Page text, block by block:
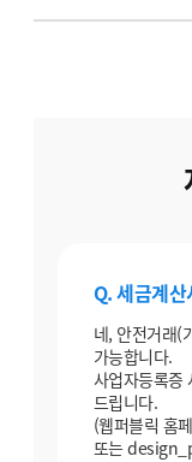
Q. 세금계
네, 안전거래(
가능합니다.
사업자등록증
드립니다.
(웹퍼블릭 홈
또는